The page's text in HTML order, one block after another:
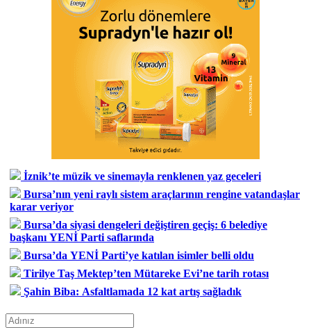
İznik’te müzik ve sinemayla renklenen yaz geceleri
Bursa’nın yeni raylı sistem araçlarının rengine vatandaşlar
karar veriyor
Bursa’da siyasi dengeleri değiştiren geçiş: 6 belediye
başkanı YENİ Parti saflarında
Bursa’da YENİ Parti’ye katılan isimler belli oldu
Tirilye Taş Mektep’ten Mütareke Evi’ne tarih rotası
Şahin Biba: Asfaltlamada 12 kat artış sağladık